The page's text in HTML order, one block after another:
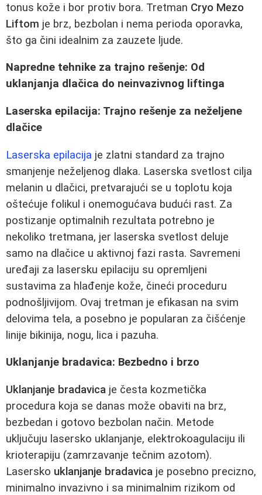
tonus kože i bor protiv bora. Tretman Cryo Mezo
Liftom je brz, bezbolan i nema perioda oporavka,
što ga čini idealnim za zauzete ljude.
Napredne tehnike za trajno rešenje: Od
uklanjanja dlačica do neinvazivnog liftinga
Laserska epilacija: Trajno rešenje za neželjene
dlačice
Laserska epilacija je zlatni standard za trajno
smanjenje neželjenog dlaka. Laserska svetlost cilja
melanin u dlačici, pretvarajući se u toplotu koja
oštećuje folikul i onemogućava budući rast. Za
postizanje optimalnih rezultata potrebno je
nekoliko tretmana, jer laserska svetlost deluje
samo na dlačice u aktivnoj fazi rasta. Savremeni
uređaji za lasersku epilaciju su opremljeni
sustavima za hlađenje kože, čineći proceduru
podnošljivijom. Ovaj tretman je efikasan na svim
delovima tela, a posebno je popularan za čišćenje
linije bikinija, nogu, lica i pazuha.
Uklanjanje bradavica: Bezbedno i brzo
Uklanjanje bradavica je česta kozmetička
procedura koja se danas može obaviti na brz,
bezbedan i gotovo bezbolan način. Metode
uključuju lasersko uklanjanje, elektrokoagulaciju ili
krioterapiju (zamrzavanje tečnim azotom).
Lasersko uklanjanje bradavica je posebno precizno,
minimalno invazivno i sa minimalnim rizikom od